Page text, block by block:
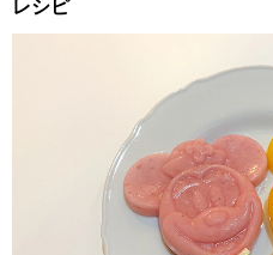
レシピ